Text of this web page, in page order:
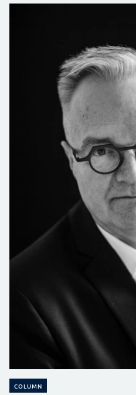
COLUMN